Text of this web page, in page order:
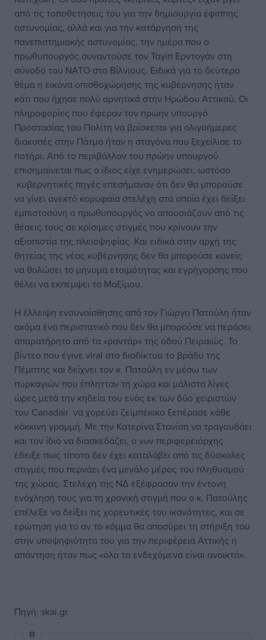
από τις τοποθετήσεις του για την δημιουργία έφιππης
αστυνομίας, αλλά και για την κατάργηση της
πανεπιστημιακής αστυνομίας, την ημέρα που ο
πρωθυπουργός συναντούσε τον Ταγίπ Ερντογάν στη
σύνοδο του ΝΑΤΟ στο Βίλνιους. Ειδικά για το δεύτερο
θέμα η εικόνα οπισθοχώρησης της κυβέρνησης ήταν
κάτι που ήχησε πολύ αρνητικά στην Ηρώδου Αττικού. Οι
πληροφορίες που έφεραν τον πρώην υπουργό
Προστασίας του Πολίτη να βρίσκεται για ολιγοήμερες
διακοπές στην Πάτμο ήταν η σταγόνα που ξεχείλισε το
ποτήρι. Από το περιβάλλον του πρώην υπουργού
επισημαίνεται πως ο ίδιος είχε ενημερώσει, ωστόσο
κυβερνητικές πηγές επεσήμαναν ότι δεν θα μπορούσε
να γίνει ανεκτό κορυφαία στελέχη στα οποία έχει δείξει
εμπιστοσύνη ο πρωθυπουργός να απουσιάζουν από τις
θέσεις τους σε κρίσιμες στιγμές που κρίνουν την
αξιοπιστία της πλειοψηφίας. Και ειδικά στην αρχή της
θητείας της νέας κυβέρνησης δεν θα μπορούσε κανείς
να θολώσει το μήνυμα ετοιμότητας και εγρήγορσης που
θέλει να εκπέμψει το Μαξίμου.
Η έλλειψη ενσυναίσθησης από τον Γιώργο Πατούλη ήταν
ακόμα ένα περιστατικό που δεν θα μπορούσε να περάσει
απαρατήρητο από τα «ραντάρ» της οδού Πειραιώς. Το
βίντεο που έγινε viral στο διαδίκτυο το βράδυ της
Πέμπτης και δείχνει τον κ. Πατούλη εν μέσω των
πυρκαγιών που έπλητταν τη χώρα και μάλιστα λίγες
ώρες μετά την κηδεία του ενός εκ των δύο χειριστών
του Canadair να χορεύει ζεϊμπέκικο ξεπέρασε κάθε
κόκκινη γραμμή. Με την Κατερίνα Στανίση να τραγουδάει
και τον ίδιο να διασκεδάζει, ο νυν περιφερειάρχης
έδειξε πως τίποτα δεν έχει καταλάβει από τις δύσκολες
στιγμές που περνάει ένα μεγάλο μέρος του πληθυσμού
της χώρας. Στελέχη της ΝΔ εξέφρασαν την έντονη
ενόχλησή τους για τη χρονική στιγμή που ο κ. Πατούλης
επέλεξε να δείξει τις χορευτικές του ικανότητες, και σε
ερώτηση για το αν το κόμμα θα αποσύρει τη στήριξη του
στην υποψηφιότητα του για την περιφέρεια Αττικής η
απάντηση ήταν πως «όλα τα ενδεχόμενα είναι ανοικτά».
Πηγή: skai.gr